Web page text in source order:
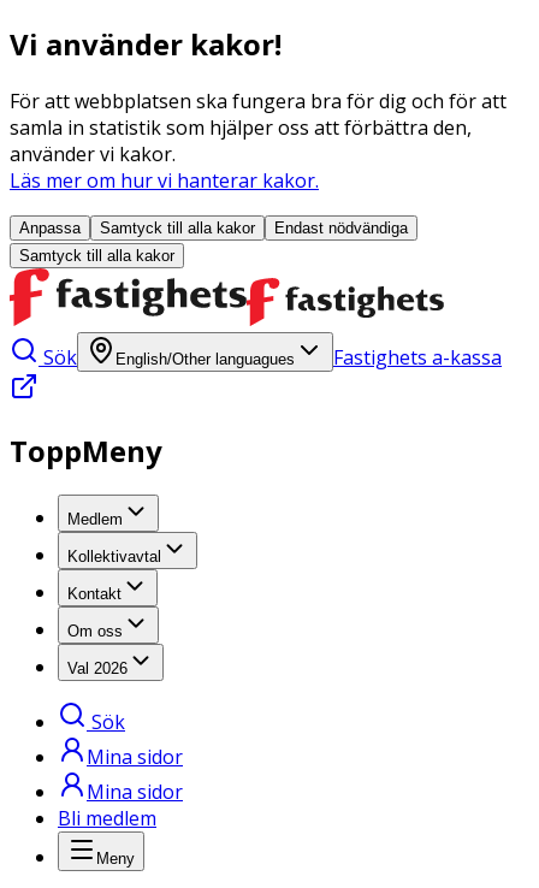
Vi använder kakor!
För att webbplatsen ska fungera bra för dig och för att
samla in statistik som hjälper oss att förbättra den,
använder vi kakor.
Läs mer om hur vi hanterar kakor.
Anpassa Samtyck till alla kakor
Endast nödvändiga
Samtyck till alla kakor
Sök English/Other languagues Fastighets a-kassa
ToppMeny
Medlem
Kollektivavtal
Kontakt
Om oss
Val 2026
Sök
Mina sidor
Mina sidor
Bli medlem
Meny